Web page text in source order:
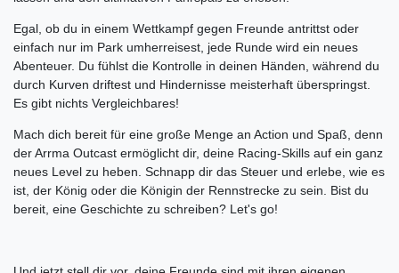
Egal, ob du in einem Wettkampf gegen Freunde antrittst oder
einfach nur im Park umherreisest, jede Runde wird ein neues
Abenteuer. Du fühlst die Kontrolle in deinen Händen, während du
durch Kurven driftest und Hindernisse meisterhaft überspringst.
Es gibt nichts Vergleichbares!
Mach dich bereit für eine große Menge an Action und Spaß, denn
der Arrma Outcast ermöglicht dir, deine Racing-Skills auf ein ganz
neues Level zu heben. Schnapp dir das Steuer und erlebe, wie es
ist, der König oder die Königin der Rennstrecke zu sein. Bist du
bereit, eine Geschichte zu schreiben? Let's go!